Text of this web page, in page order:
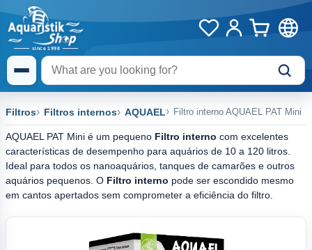
Filtros Filtros internos AQUAEL Filtro interno AQUAEL PAT Mini
AQUAEL PAT Mini é um pequeno Filtro interno com excelentes
características de desempenho para aquários de 10 a 120 litros.
Ideal para todos os nanoaquários, tanques de camarões e outros
aquários pequenos. O Filtro interno pode ser escondido mesmo
em cantos apertados sem comprometer a eficiência do filtro.